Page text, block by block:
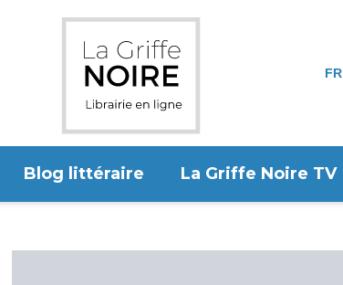
FR
Blog littéraire La Griffe Noire TV